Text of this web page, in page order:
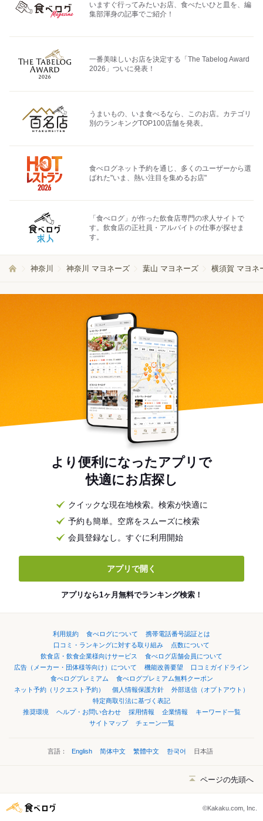
いますぐ行ってみたいお店、食べたいひと皿を、編
集部渾身の記事でご紹介！
一番美味しいお店を決定する「The Tabelog Award
2026」ついに発表！
うまいもの、いま食べるなら、このお店。カテゴリ
別のランキングTOP100店舗を発表。
食べログネット予約を通じ、多くのユーザーから選
ばれた"いま、熱い注目を集めるお店"
「食べログ」が作った飲食店専門の求人サイトで
す。飲食店の正社員・アルバイトの仕事が探せま
す。
神奈川 神奈川 マヨネーズ 葉山 マヨネーズ 横須賀 マヨネ
より便利になったアプリで
快適にお店探し
クイックな現在地検索。検索が快適に
予約も簡単。空席をスムーズに検索
会員登録なし。すぐに利用開始
アプリで開く
アプリなら1ヶ月無料でランキング検索！
利用規約 食べログについて
携帯電話番号認証とは
口コミ・ランキングに対する取り組み
点数について
飲食店・飲食企業様向けサービス
食べログ店舗会員について
広告（メーカー・団体様等向け）について
機能改善要望
口コミガイドライン
食べログプレミアム
食べログプレミアム無料クーポン
ネット予約（リクエスト予約）
個人情報保護方針
外部送信（オプトアウト）
特定商取引法に基づく表記
推奨環境
ヘルプ・お問い合わせ 採用情報 企業情報
キーワード一覧
サイトマップ
チェーン一覧
言語： English 简体中文 繁體中文 한국어 日本語
ページの先頭へ
©Kakaku.com, Inc.